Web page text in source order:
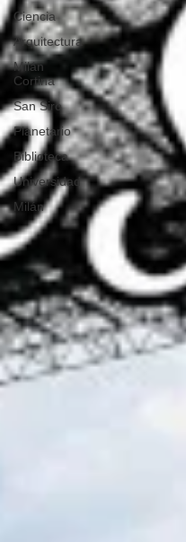
Ciencia
Arquitectura
Milán
Cortina
San Siro
Planetario
Biblioteca
Universidad
Milán